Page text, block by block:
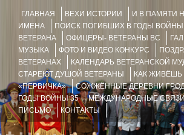
ГЛАВНАЯ ВЕХИ ИСТОРИИ
И В ПАМЯТИ
ИМЕНА
ПОИСК ПОГИБШИХ В ГОДЫ ВОЙНЫ
ВЕТЕРАНА
ОФИЦЕРЫ- ВЕТЕРАНЫ ВС
МУЗЫКА
ФОТО И ВИДЕО КОНКУРС
ВЕТЕРАНАХ
КАЛЕНДАРЬ ВЕТЕРАНСКОЙ
СТАРЕЮТ ДУШОЙ ВЕТЕРАНЫ
КАК ЖИВЁШЬ
«ПЕРВИЧКА»
СОЖЖЁННЫЕ ДЕРЕВНИ
ГОДЫ ВОЙНЫ 35
МЕЖДУНАРОДНЫЕ
ПИСЬМО
КОНТАКТЫ